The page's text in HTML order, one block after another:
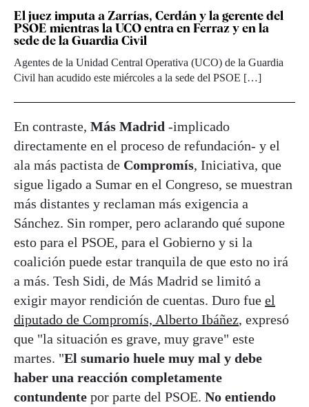
El juez imputa a Zarrías, Cerdán y la gerente del
PSOE mientras la UCO entra en Ferraz y en la
sede de la Guardia Civil
Agentes de la Unidad Central Operativa (UCO) de la Guardia
Civil han acudido este miércoles a la sede del PSOE […]
En contraste, Más Madrid -implicado
directamente en el proceso de refundación- y el
ala más pactista de Compromís, Iniciativa, que
sigue ligado a Sumar en el Congreso, se muestran
más distantes y reclaman más exigencia a
Sánchez. Sin romper, pero aclarando qué supone
esto para el PSOE, para el Gobierno y si la
coalición puede estar tranquila de que esto no irá
a más. Tesh Sidi, de Más Madrid se limitó a
exigir mayor rendición de cuentas. Duro fue el
diputado de Compromís, Alberto Ibáñez, expresó
que "la situación es grave, muy grave" este
martes. "El sumario huele muy mal y debe
haber una reacción completamente
contundente por parte del PSOE. No entiendo